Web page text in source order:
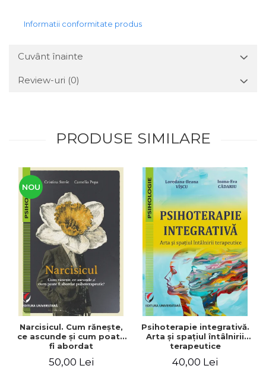
Informatii conformitate produs
Cuvânt înainte
Review-uri (0)
PRODUSE SIMILARE
NOU
Narcisicul. Cum răneşte,
ce ascunde şi cum poate
fi abordat
50,00 Lei
Psihoterapie integrativă.
Arta şi spaţiul întâlnirii
terapeutice
40,00 Lei